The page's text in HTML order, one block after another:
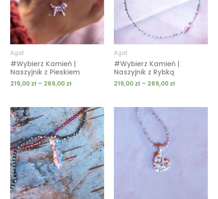
Agat
#Wybierz Kamień |
Naszyjnik z Pieskiem
219,00 zł – 269,00 zł
Agat
#Wybierz Kamień |
Naszyjnik z Rybką
219,00 zł – 269,00 zł
Zakres
cen:
od
219,00 zł
do
269,00 zł